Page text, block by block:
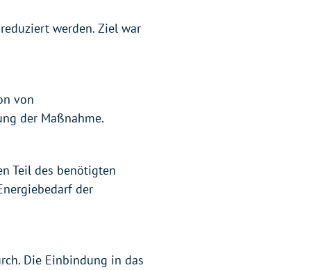
werden. Ziel war
von
der Maßnahme.
Teil des benötigten
der
Die Einbindung in das